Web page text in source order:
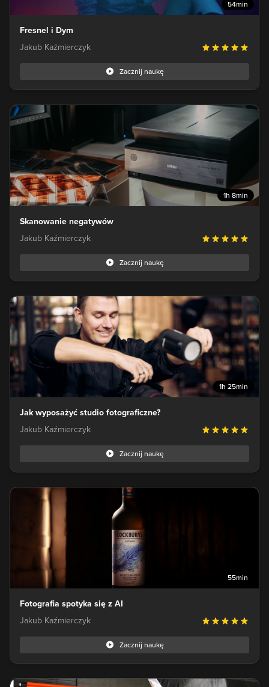
54min
Fresnel i Dym
Jakub Kaźmierczyk
Zacznij naukę
1h 8min
Skanowanie negatywów
Jakub Kaźmierczyk
Zacznij naukę
1h 25min
Jak wyposażyć studio fotograficzne?
Jakub Kaźmierczyk
Zacznij naukę
55min
Fotografia spotyka się z AI
Jakub Kaźmierczyk
Zacznij naukę